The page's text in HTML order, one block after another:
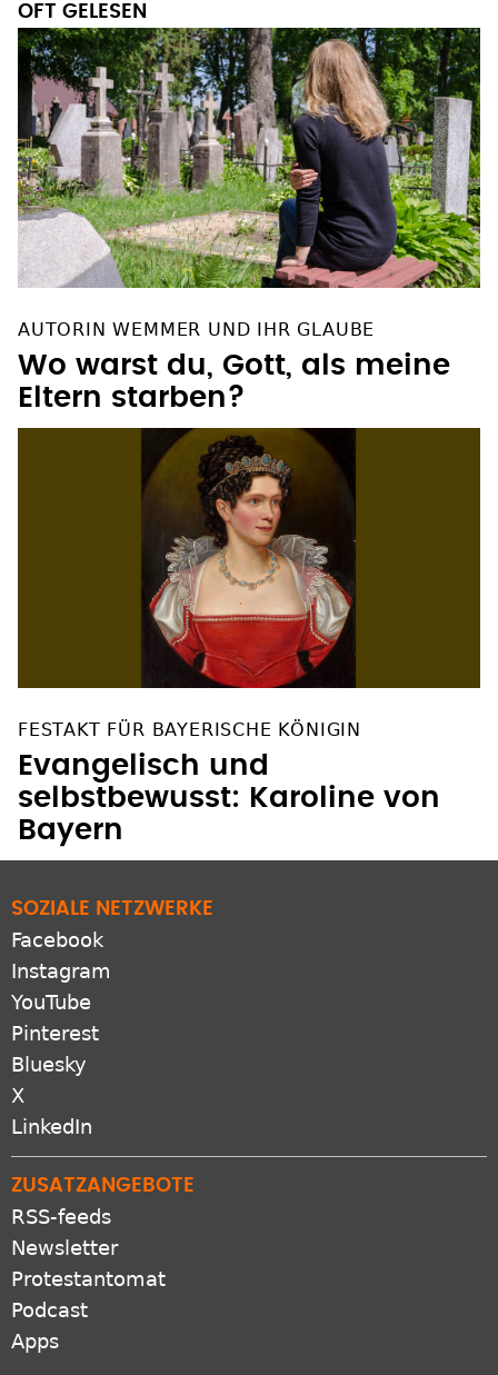
OFT GELESEN
AUTORIN WEMMER UND IHR GLAUBE
Wo warst du, Gott, als meine
Eltern starben?
FESTAKT FÜR BAYERISCHE KÖNIGIN
Evangelisch und
selbstbewusst: Karoline von
Bayern
SOZIALE NETZWERKE
Facebook
Instagram
YouTube
Pinterest
Bluesky
X
LinkedIn
ZUSATZANGEBOTE
RSS-feeds
Newsletter
Protestantomat
Podcast
Apps